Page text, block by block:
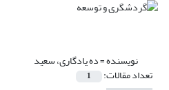
نویسنده =ده یادگاری، سعید
تعداد مقالات: 1